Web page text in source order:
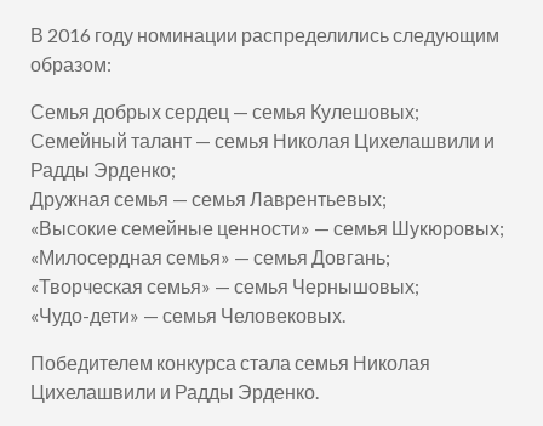
В 2016 году номинации распределились следующим
образом:
Семья добрых сердец — семья Кулешовых;
Семейный талант — семья Николая Цихелашвили и
Радды Эрденко;
Дружная семья — семья Лаврентьевых;
«Высокие семейные ценности» — семья Шукюровых;
«Милосердная семья» — семья Довгань;
«Творческая семья» — семья Чернышовых;
«Чудо-дети» — семья Человековых.
Победителем конкурса стала семья Николая
Цихелашвили и Радды Эрденко.